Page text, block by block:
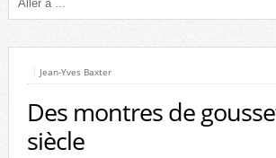
Jean-Yves Baxter
Des montres de
siècle